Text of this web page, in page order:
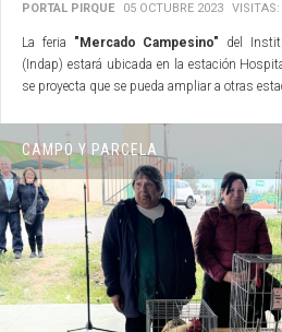
PORTAL PIRQUE 05 OCTUBRE 2023
La feria "Mercado Campesino" del
(Indap) estará ubicada en la estación
se proyecta que se pueda ampliar a otras
CAMPO Y PARCELA